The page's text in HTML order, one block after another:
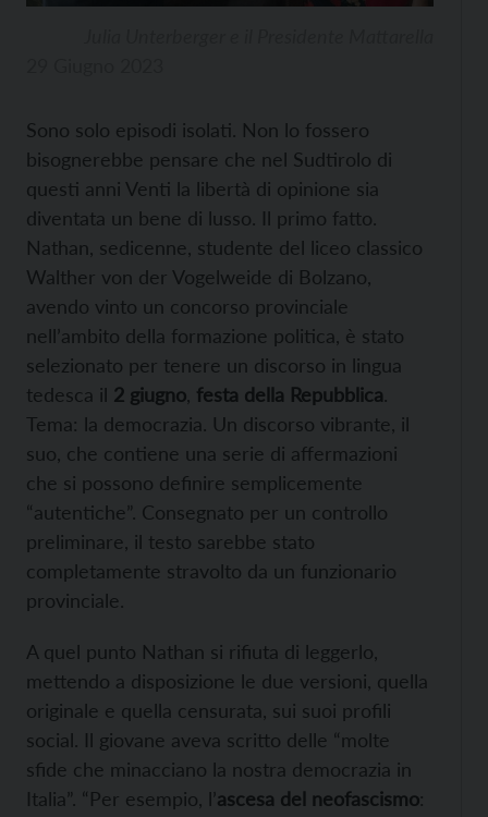
Sono solo episodi isolati. Non lo fossero
bisognerebbe pensare che nel Sudtirolo di
questi anni Venti la libertà di opinione sia
diventata un bene di lusso. Il primo fatto.
Nathan, sedicenne, studente del liceo classico
Walther von der Vogelweide di Bolzano,
avendo vinto un concorso provinciale
nell’ambito della formazione politica, è stato
selezionato per tenere un discorso in lingua
tedesca il 2 giugno festa della Repubblica.
Tema: la democrazia. Un discorso vibrante, il
suo, che contiene una serie di affermazioni
che si possono definire semplicemente
“autentiche”. Consegnato per un controllo
preliminare, il testo sarebbe stato
completamente stravolto da un funzionario
provinciale.
A quel punto Nathan si rifiuta di leggerlo,
mettendo a disposizione le due versioni, quella
originale e quella censurata, sui suoi profili
social. Il giovane aveva scritto delle “molte
sfide che minacciano la nostra democrazia in
Italia”. “Per esempio, l’ascesa del neofascismo: